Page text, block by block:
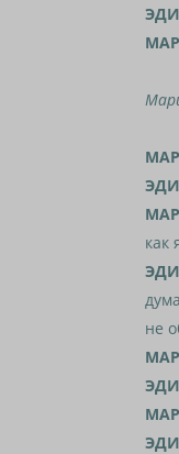
как
не